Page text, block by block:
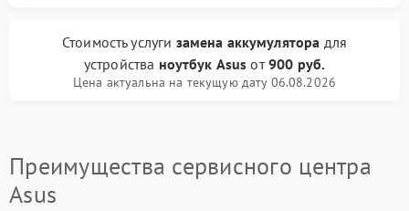
Стоимость услуги замена аккумулятора для
устройства ноутбук Asus от900 руб.
Цена актуальна на текущую дату 06.08.2026
Преимущества сервисного центра
Asus